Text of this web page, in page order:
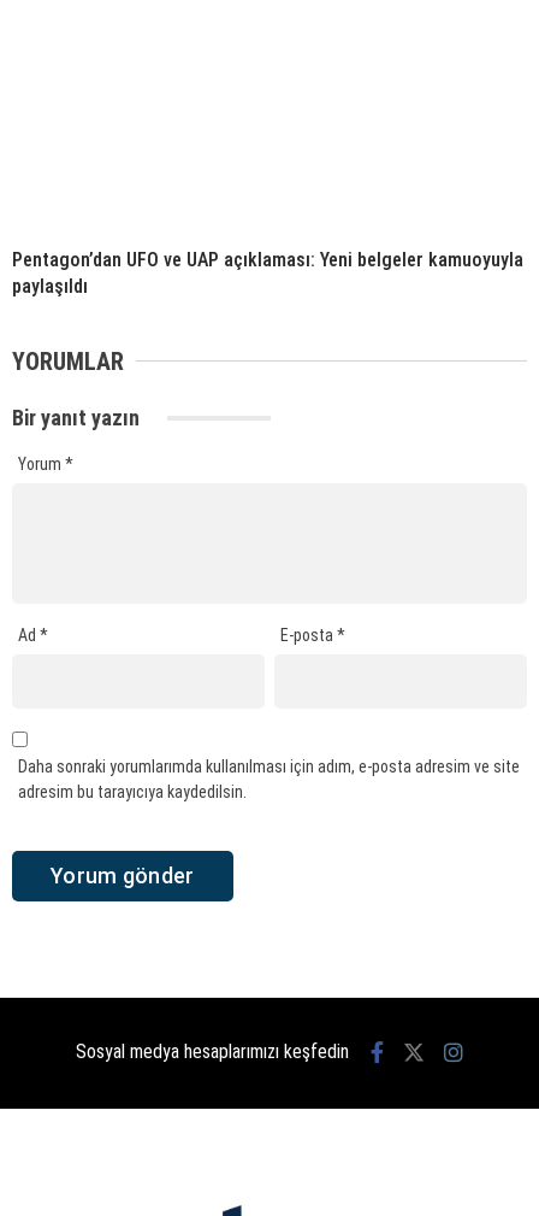
Pentagon’dan UFO ve UAP açıklaması: Yeni belgeler kamuoyuyla
paylaşıldı
YORUMLAR
Bir yanıt yazın
Yorum *
Ad * E-posta*
Daha sonraki yorumlarımda kullanılması için adım, e-posta adresim ve site
adresim bu tarayıcıya kaydedilsin.
Sosyal medya hesaplarımızı keşfedin